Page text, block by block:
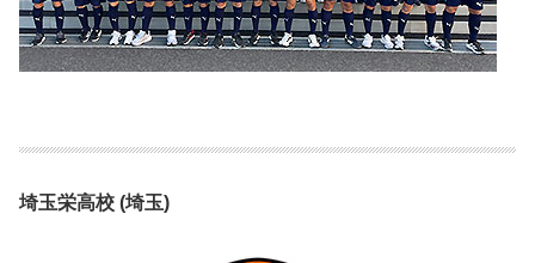
埼玉栄高校 (埼玉)